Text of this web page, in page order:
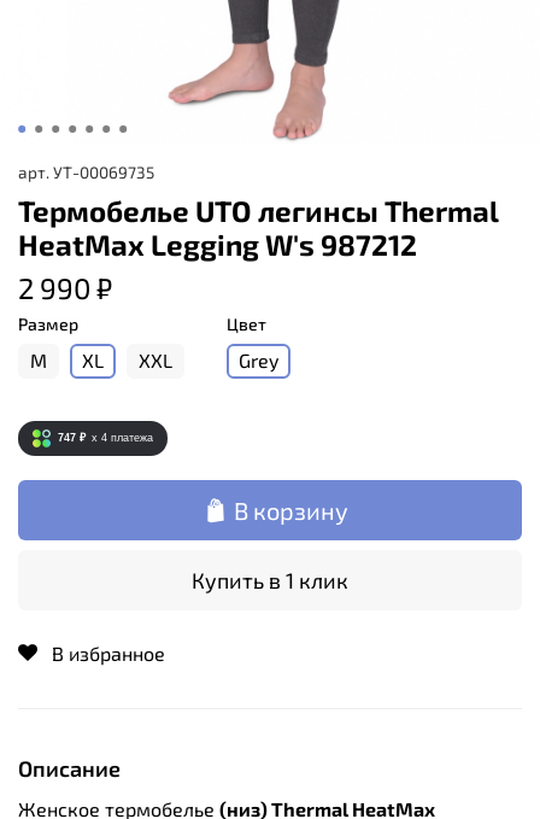
арт. УТ-00069735
Термобелье UTO легинсы Thermal
HeatMax Legging W's 987212
2 990 ₽
Размер
M XL XXL
Цвет
Grey
747 ₽ x 4 платежа
В корзину
Купить в 1 клик
В избранное
Описание
Женское термобелье (низ) Thermal HeatMax